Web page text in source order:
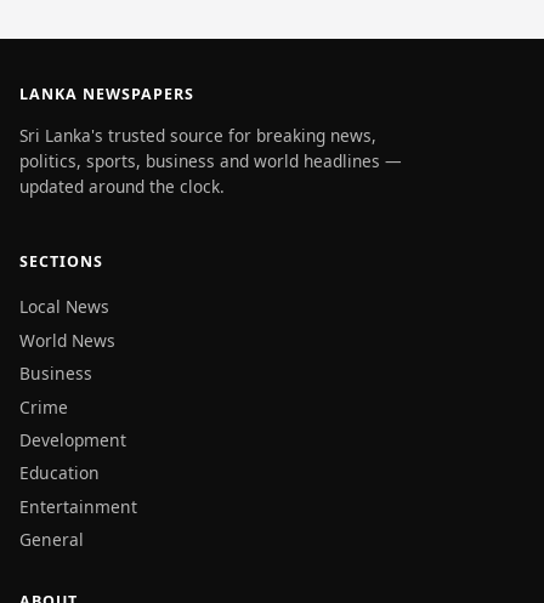
LANKA NEWSPAPERS
Sri Lanka's trusted source for breaking news,
politics, sports, business and world headlines —
updated around the clock.
SECTIONS
Local News
World News
Business
Crime
Development
Education
Entertainment
General